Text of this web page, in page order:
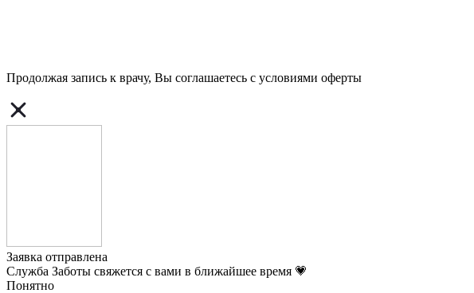
Продолжая запись к врачу, Вы соглашаетесь с условиями оферты
Заявка отправлена
Служба Заботы свяжется с вами в ближайшее время 💗
Понятно